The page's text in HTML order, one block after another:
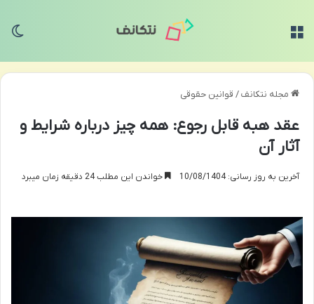
مجله نتکانف/ قوانین حقوقی
عقد هبه قابل رجوع: همه چیز درباره شرایط و
آثار آن
آخرین به روز رسانی: 10/08/1404 خواندن این مطلب 24 دقیقه زمان میبرد